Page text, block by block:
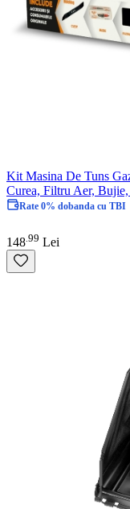
Kit Masina De Tuns
Curea, Filtru Aer,
Rate 0% dobanda cu TBI
148 99 Lei